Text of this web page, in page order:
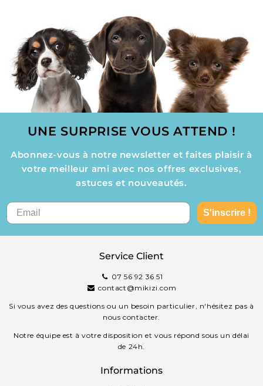
UNE SURPRISE VOUS ATTEND !
Abonnez-vous à notre newsletter et faites plaisir à
votre meilleur ami avec nos offres exclusives,
astuces et nouveautés.
S'inscrire !
Service Client
07 56 92 36 51
contact@mikizi.com
Si vous avez des questions ou un besoin particulier, n'hésitez pas à
nous contacter.
Notre équipe est à votre disposition et vous répond sous un délai
de 24h.
Informations